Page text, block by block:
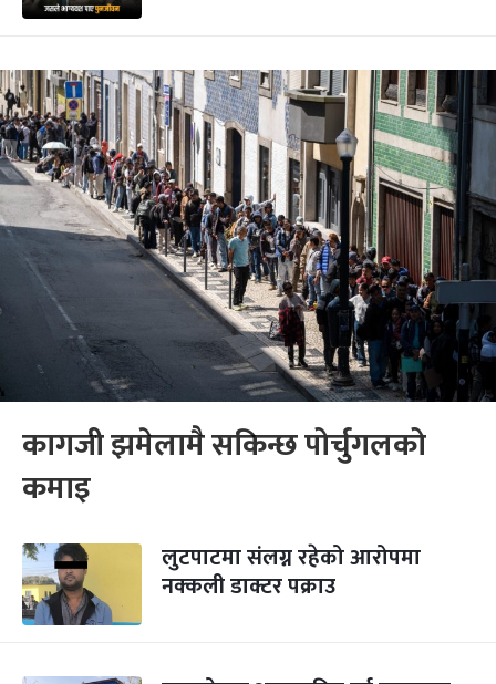
कागजी झमेलामै सकिन्छ पोर्चुगलको
कमाइ
लुटपाटमा संलग्न रहेको आरोपमा
नक्कली डाक्टर पक्राउ